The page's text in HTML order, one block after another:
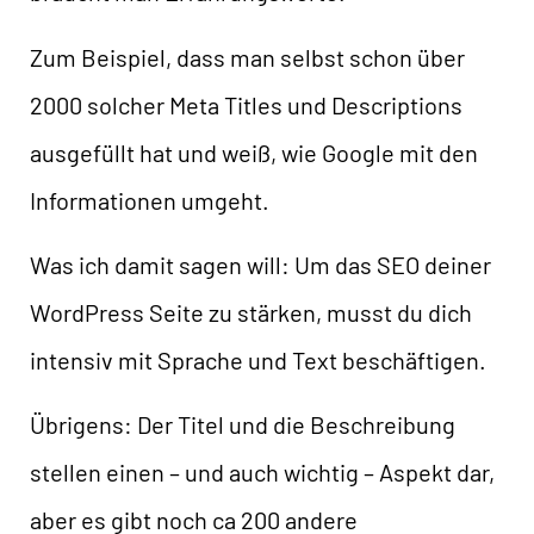
Zum Beispiel, dass man selbst schon über
2000 solcher Meta Titles und Descriptions
ausgefüllt hat und weiß, wie Google mit den
Informationen umgeht.
Was ich damit sagen will: Um das SEO deiner
WordPress Seite zu stärken, musst du dich
intensiv mit Sprache und Text beschäftigen.
Übrigens: Der Titel und die Beschreibung
stellen einen – und auch wichtig – Aspekt dar,
aber es gibt noch ca 200 andere